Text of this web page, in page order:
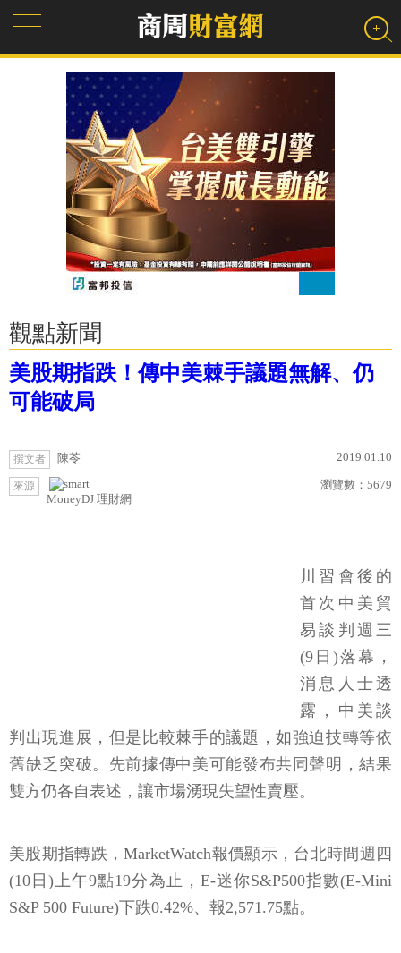
觀點新聞
美股期指跌！傳中美棘手議題無解、仍
可能破局
撰文者 陳苓 2019.01.10
來源
MoneyDJ 理財網
瀏覽數： 5679
川習會後的
首次中美貿
易談判週三
(9日)落幕，
消息人士透
露，中美談
判出現進展，但是比較棘手的議題，如強迫技轉等依
舊缺乏突破。先前據傳中美可能發布共同聲明，結果
雙方仍各自表述，讓市場湧現失望性賣壓。
美股期指轉跌，MarketWatch報價顯示，台北時間週四
(10日)上午9點19分為止，E-迷你S&P500指數(E-Mini
S&P 500 Future)下跌0.42%、報2,571.75點。